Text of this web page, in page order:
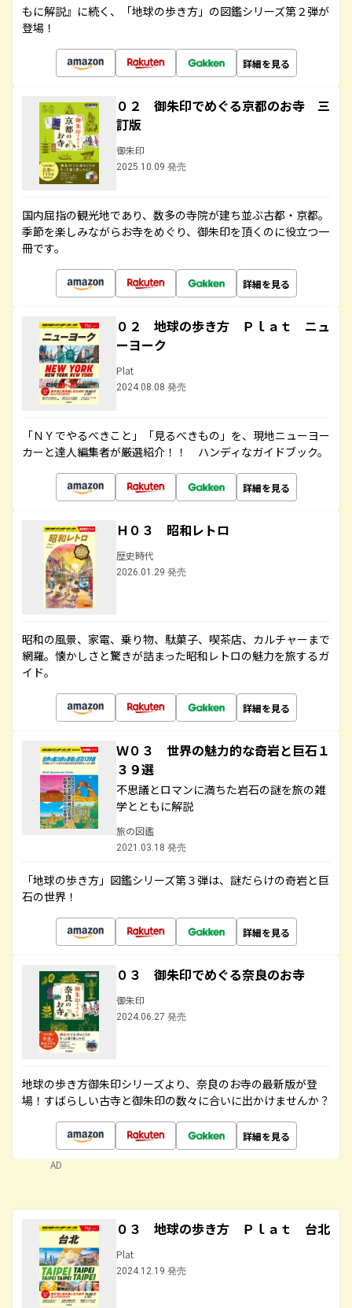
もに解説』に続く、「地球の歩き方」の図鑑シリーズ第２弾が
登場！
詳細を見る
０２ 御朱印でめぐる京都のお寺 三
訂版
御朱印
2025.10.09 発売
国内屈指の観光地であり、数多の寺院が建ち並ぶ古都・京都。
季節を楽しみながらお寺をめぐり、御朱印を頂くのに役立つ一
冊です。
詳細を見る
０２ 地球の歩き方 Ｐｌａｔ ニュ
ーヨーク
Plat
2024.08.08 発売
「ＮＹでやるべきこと」「見るべきもの」を、現地ニューヨー
カーと達人編集者が厳選紹介！！ ハンディなガイドブック。
詳細を見る
Ｈ０３ 昭和レトロ
歴史時代
2026.01.29 発売
昭和の風景、家電、乗り物、駄菓子、喫茶店、カルチャーまで
網羅。懐かしさと驚きが詰まった昭和レトロの魅力を旅するガ
イド。
詳細を見る
Ｗ０３ 世界の魅力的な奇岩と巨石１
３９選
不思議とロマンに満ちた岩石の謎を旅の雑
学とともに解説
旅の図鑑
2021.03.18 発売
「地球の歩き方」図鑑シリーズ第３弾は、謎だらけの奇岩と巨
石の世界！
詳細を見る
０３ 御朱印でめぐる奈良のお寺
御朱印
2024.06.27 発売
地球の歩き方御朱印シリーズより、奈良のお寺の最新版が登
場！すばらしい古寺と御朱印の数々に合いに出かけませんか？
詳細を見る
AD
０３ 地球の歩き方 Ｐｌａｔ 台北
Plat
2024.12.19 発売